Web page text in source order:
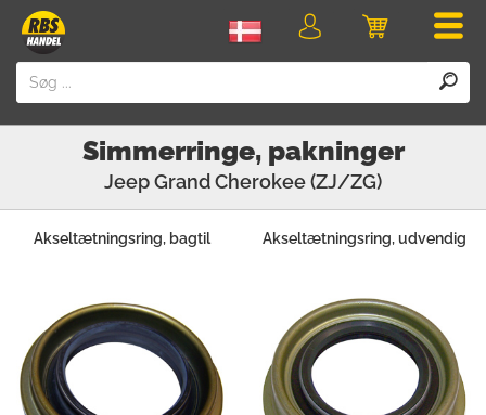
Indkøbskurv
Login
Simmerringe, pakninger
JeepGrand Cherokee (ZJ/ZG)
Akseltætningsring, bagtil Akseltætningsring, udvendig